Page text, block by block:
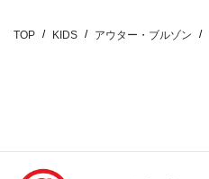
TOP KIDS アウター・ブルゾン